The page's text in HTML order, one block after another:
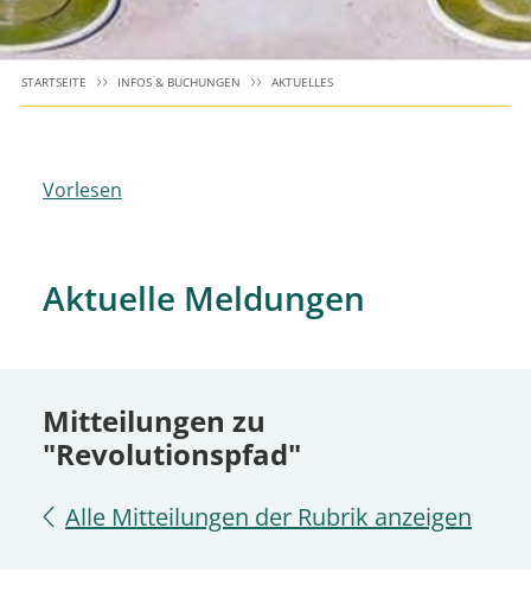
STARTSEITE INFOS & BUCHUNGEN AKTUELLES
Vorlesen
Aktuelle Meldungen
Mitteilungen zu
"Revolutionspfad"
Alle Mitteilungen der Rubrik anzeigen